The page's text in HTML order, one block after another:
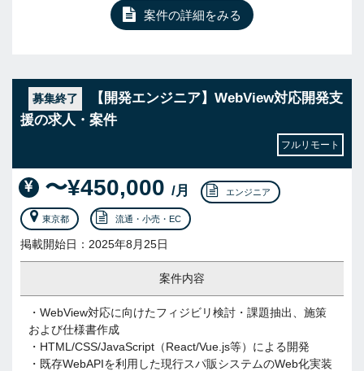
案件の詳細をみる
募集終了
【開発エンジニア】WebView対応開発支
援の求人・案件
フルリモート
〜¥450,000 /月 エンジニア
東京都 流通・小売・EC
掲載開始日：2025年8月25日
案件内容
・WebView対応に向けたフィジビリ検討・課題抽出、施策
および仕様書作成
・HTML/CSS/JavaScript（React/Vue.js等）による開発
・既存WebAPIを利用した現行スパ販システムのWeb化実装